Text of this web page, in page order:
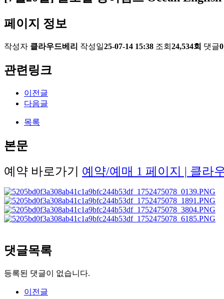
페이지 정보
작성자 클라우드베리 작성일25-07-14 15:38 조회 24,534회 댓글
관련링크
이전글
다음글
목록
본문
예약 바로가기 예약/예매 1 페이지 | 클라
댓글목록
등록된 댓글이 없습니다.
이전글